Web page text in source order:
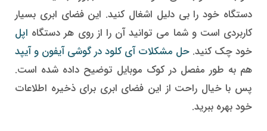
دستگاه خود را بی دلیل اشغال کنید. این فضای ابری بسیار
کاربردی است و شما می توانید آن را از روی هر دستگاه اپل
خود چک کنید. حل مشکلات آی کلود در گوشی آیفون و آیپد
هم به طور مفصل در کوک موبایل توضیح داده شده است.
پس با خیال راحت از این فضای ابری برای ذخیره اطلاعات
خود بهره ببرید.